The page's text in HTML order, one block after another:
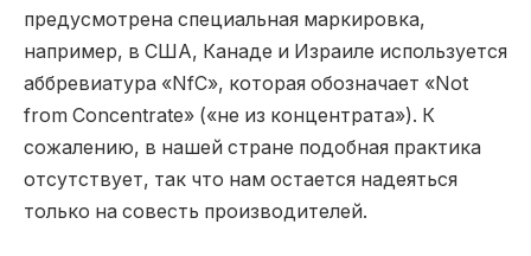
предусмотрена специальная маркировка,
например, в США, Канаде и Израиле используется
аббревиатура «NfC», которая обозначает «Not
from Concentrate» («не из концентрата»). К
сожалению, в нашей стране подобная практика
отсутствует, так что нам остается надеяться
только на совесть производителей.